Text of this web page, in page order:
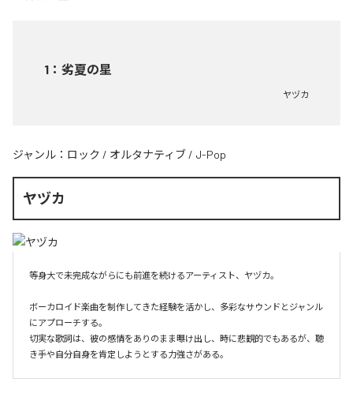
1 ： 劣夏の星
ヤヅカ
ジャンル： ロック / オルタナティブ / J-Pop
ヤヅカ
等身大で未完成ながらにも前進を続けるアーティスト、ヤヅカ。
ボーカロイド楽曲を制作してきた経験を活かし、多彩なサウンドとジャンル
にアプローチする。
切実な歌詞は、彼の感情をありのまま曝け出し、時に悲観的でもあるが、聴
き手や自分自身を肯定しようとする力強さがある。